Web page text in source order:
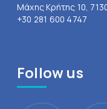
Μάχης Κρήτης 10,
+30 281 600 4747
Follow us